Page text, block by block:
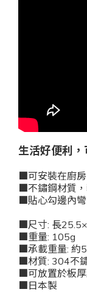
生活好便利
■可安裝在廚房
■不鏽鋼材質，
■貼心勾邊內彎
■尺寸: 長
■重量: 105g
■承載重量: 約
■材質: 304不
■可放置於板
■日本製